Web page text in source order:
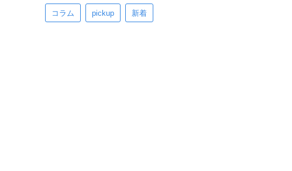
コラム pickup 新着